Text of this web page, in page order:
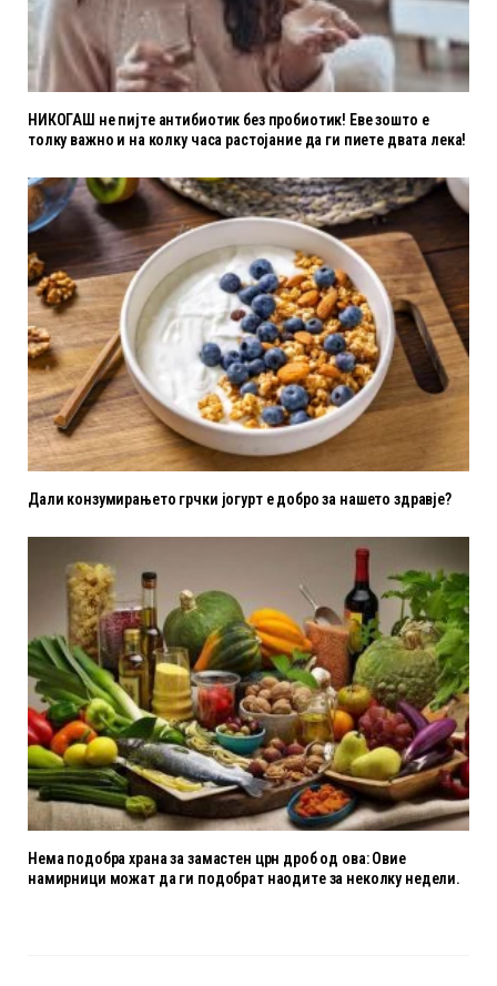
НИКОГАШ не пијте антибиотик без пробиотик! Еве зошто е
толку важно и на колку часа растојание да ги пиете двата лека!
Дали конзумирањето грчки јогурт е добро за нашето здравје?
Нема подобра храна за замастен црн дроб од ова: Овие
намирници можат да ги подобрат наодите за неколку недели.